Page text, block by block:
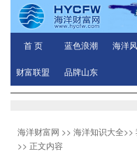
首 页 蓝色浪潮 海洋
财富联盟 品牌山东
海洋财富网 >> 海洋知识大全>>
>> 正文内容